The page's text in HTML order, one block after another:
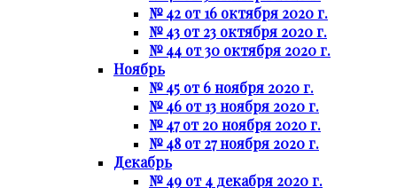
№ 42 от 16 октября 2020 г.
№ 43 от 23 октября 2020 г.
№ 44 от 30 октября 2020 г.
Ноябрь
№ 45 от 6 ноября 2020 г.
№ 46 от 13 ноября 2020 г.
№ 47 от 20 ноября 2020 г.
№ 48 от 27 ноября 2020 г.
Декабрь
№ 49 от 4 декабря 2020 г.